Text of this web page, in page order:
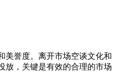
美誉度。离开市场空谈文化和
放，关键是有效的合理的市场